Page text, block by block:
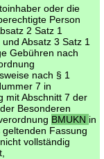
oder die
Person
2 Satz 1
Absatz 3 Satz 1
Gebühren nach
nach § 1
7 in
mit Abschnitt 7 der
Besonderen
BMUKN in
geltenden Fassung
vollständig